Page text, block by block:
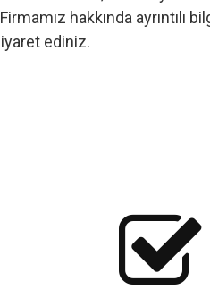
hakkında ayrıntılı
ediniz.